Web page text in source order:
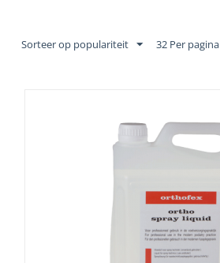
Sorteer op populariteit 32 Per pagina